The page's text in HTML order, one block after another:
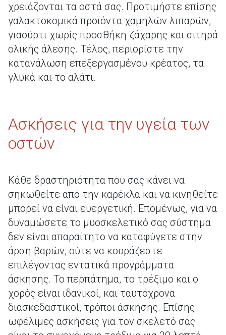
χρειάζονται τα οστά σας. Προτιμήστε επίσης
γαλακτοκομικά προϊόντα χαμηλών λιπαρών,
γιαούρτι χωρίς προσθήκη ζάχαρης και σιτηρά
ολικής άλεσης. Τέλος, περιορίστε την
κατανάλωση επεξεργασμένου κρέατος, τα
γλυκά και το αλάτι.
Ασκήσεις για την υγεία των
οστών
Κάθε δραστηριότητα που σας κάνει να
σηκωθείτε από την καρέκλα και να κινηθείτε
μπορεί να είναι ευεργετική. Επομένως, για να
δυναμώσετε το μυοσκελετικό σας σύστημα
δεν είναι απαραίτητο να καταφύγετε στην
άρση βαρών, ούτε να κουράζεστε
επιλέγοντας εντατικά προγράμματα
άσκησης. Το περπάτημα, το τρέξιμο και ο
χορός είναι ιδανικοί, και ταυτόχρονα
διασκεδαστικοί, τρόποι άσκησης. Επίσης
ωφέλιμες ασκήσεις για τον σκελετό σας